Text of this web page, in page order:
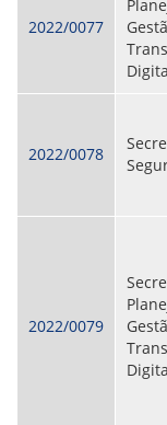
BOLETIM
BPM-DAF
SEGURANÇA
RISI -
PARECERES
MODELO
ATAS
ATAS E
ATAS
2022/0077
2022/0078
2022/0079